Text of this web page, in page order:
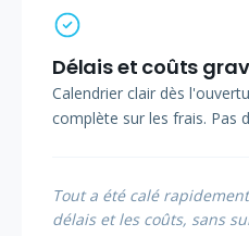
Délais et coûts
Calendrier clair dès
complète sur les frais. Pas
Tout a été calé
délais et les coûts, sans